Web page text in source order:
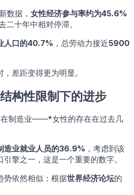
数据， 女性经济参与率约为45.6%
二十年中相对停滞。
人口的40.7% ，总劳动力接近5900
差距变得更为明显。
构性限制下的进步
制造业——*女性的存在在过去几
造业就业人员的36.9% ，考虑到该
擎之一，这是一个重要的数字。
势依然相似：根据世界经济论坛的